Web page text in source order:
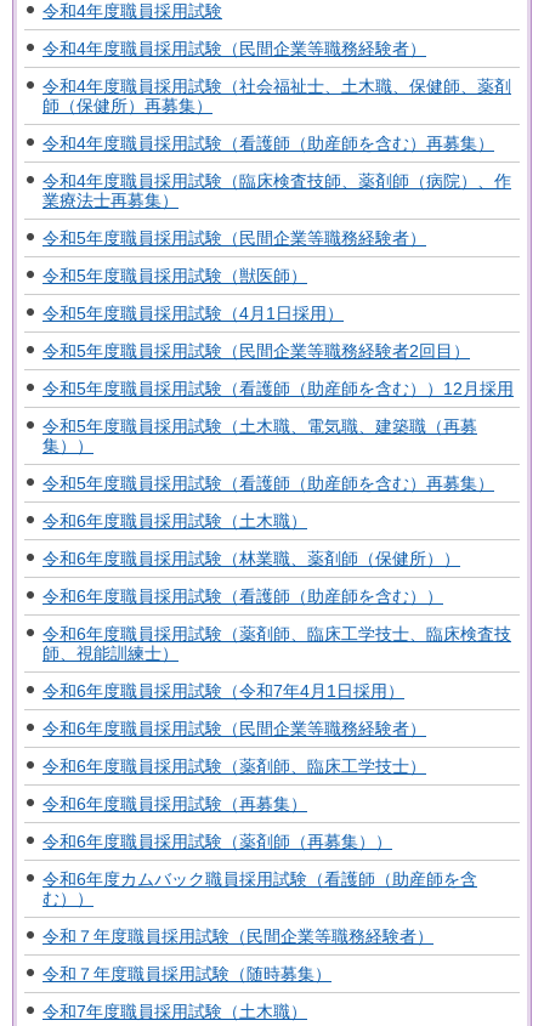
令和4年度職員採用試験
令和4年度職員採用試験（民間企業等職務経験者）
令和4年度職員採用試験（社会福祉士、土木職、保健師、薬剤
師（保健所）再募集）
令和4年度職員採用試験（看護師（助産師を含む）再募集）
令和4年度職員採用試験（臨床検査技師、薬剤師（病院）、作
業療法士再募集）
令和5年度職員採用試験（民間企業等職務経験者）
令和5年度職員採用試験（獣医師）
令和5年度職員採用試験（4月1日採用）
令和5年度職員採用試験（民間企業等職務経験者2回目）
令和5年度職員採用試験（看護師（助産師を含む））12月採用
令和5年度職員採用試験（土木職、電気職、建築職（再募
集））
令和5年度職員採用試験（看護師（助産師を含む）再募集）
令和6年度職員採用試験（土木職）
令和6年度職員採用試験（林業職、薬剤師（保健所））
令和6年度職員採用試験（看護師（助産師を含む））
令和6年度職員採用試験（薬剤師、臨床工学技士、臨床検査技
師、視能訓練士）
令和6年度職員採用試験（令和7年4月1日採用）
令和6年度職員採用試験（民間企業等職務経験者）
令和6年度職員採用試験（薬剤師、臨床工学技士）
令和6年度職員採用試験（再募集）
令和6年度職員採用試験（薬剤師（再募集））
令和6年度カムバック職員採用試験（看護師（助産師を含
む））
令和７年度職員採用試験（民間企業等職務経験者）
令和７年度職員採用試験（随時募集）
令和7年度職員採用試験（土木職）